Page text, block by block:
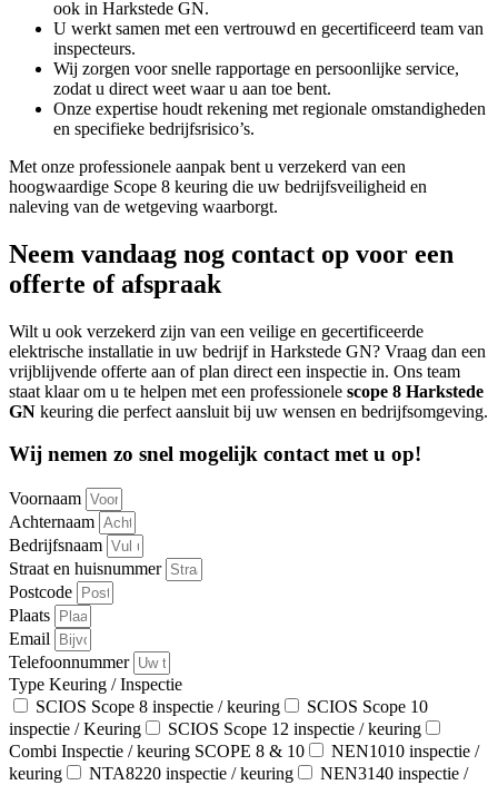
ook in Harkstede GN.
U werkt samen met een vertrouwd en gecertificeerd team van
inspecteurs.
Wij zorgen voor snelle rapportage en persoonlijke service,
zodat u direct weet waar u aan toe bent.
Onze expertise houdt rekening met regionale omstandigheden
en specifieke bedrijfsrisico’s.
Met onze professionele aanpak bent u verzekerd van een
hoogwaardige Scope 8 keuring die uw bedrijfsveiligheid en
naleving van de wetgeving waarborgt.
Neem vandaag nog contact op voor een
offerte of afspraak
Wilt u ook verzekerd zijn van een veilige en gecertificeerde
elektrische installatie in uw bedrijf in Harkstede GN? Vraag dan een
vrijblijvende offerte aan of plan direct een inspectie in. Ons team
staat klaar om u te helpen met een professionele scope 8 Harkstede
GN keuring die perfect aansluit bij uw wensen en bedrijfsomgeving.
Wij nemen zo snel mogelijk contact met u op!
Voornaam
Achternaam
Bedrijfsnaam
Straat en huisnummer
Postcode
Plaats
Email
Telefoonnummer
Type Keuring / Inspectie
SCIOS Scope 8 inspectie / keuring
SCIOS Scope 10
inspectie / Keuring
SCIOS Scope 12 inspectie / keuring
Combi Inspectie / keuring SCOPE 8 & 10
NEN1010 inspectie /
keuring
NTA8220 inspectie / keuring
NEN3140 inspectie /